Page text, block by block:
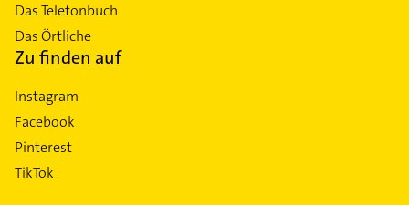
Das Telefonbuch
Das Örtliche
Zu finden auf
Instagram
Facebook
Pinterest
TikTok